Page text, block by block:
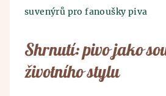
suvenýrů pro fanoušky piva
Shrnutí: pivo jako
životního stylu